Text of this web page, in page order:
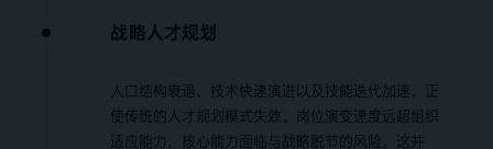
战略人才规划
人口结构衰退、技术快速演进以及技能迭代加速，正
使传统的人才规划模式失效。岗位演变速度远超组织
适应能力，核心能力面临与战略脱节的风险。这并